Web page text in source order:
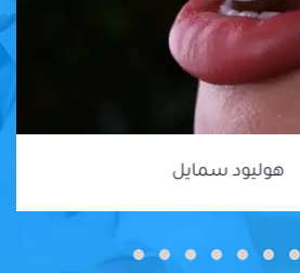
هوليود سمايل